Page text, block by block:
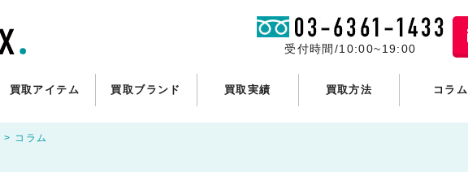
受付時間/10:00~19:00
買取アイテム 買取ブランド 買取実績 買取方法 コラム
> コラム